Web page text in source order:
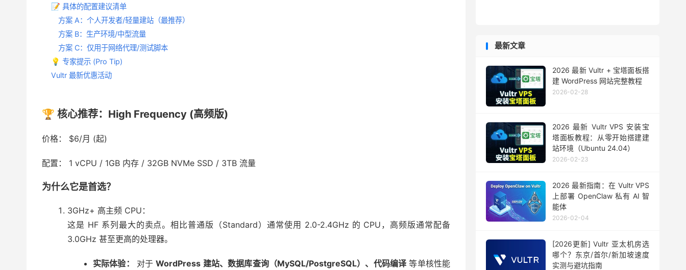
📝 具体的配置建议清单
方案 A：个人开发者/轻量建站（最推荐）
方案 B：生产环境/中型流量
方案 C：仅用于网络代理/测试脚本
💡 专家提示 (Pro Tip)
Vultr 最新优惠活动
🏆 核心推荐：High Frequency (高频版)
价格： $6/月 (起)
配置： 1 vCPU / 1GB 内存 / 32GB NVMe SSD / 3TB 流量
为什么它是首选？
3GHz+ 高主频 CPU：
这是 HF 系列最大的卖点。相比普通版（Standard）通常使用 2.0-2.4GHz 的 CPU，高频版通常配备
3.0GHz 甚至更高的处理器。
实际体验： 对于WordPress 建站、数据库查询（MySQL/PostgreSQL）、代码编译等单核性能
最新文章
2026 最新 Vultr + 宝塔面板搭
建 WordPress 网站完整教程
2026-02-28
2026 最新 Vultr VPS 安装宝
塔面板教程：从零开始搭建建
站环境（Ubuntu 24.04）
2026-02-23
2026 最新指南：在 Vultr VPS
上部署 OpenClaw 私有 AI 智
能体
2026-02-04
[2026更新] Vultr 亚太机房选
哪个？东京/首尔/新加坡速度
实测与避坑指南